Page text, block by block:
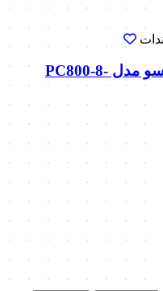
شاپ منوال بیل مکانیکی کوماتسو مدل PC800-8-